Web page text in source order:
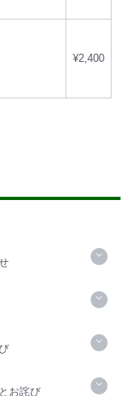
¥2,400
お詫び